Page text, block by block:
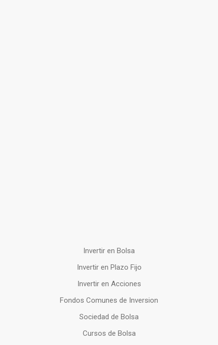
Invertir en Bolsa
Invertir en Plazo Fijo
Invertir en Acciones
Fondos Comunes de Inversion
Sociedad de Bolsa
Cursos de Bolsa